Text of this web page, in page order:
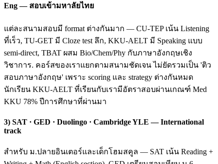
Eng — สอบเข้ามหาลัยไทย
แต่ละสนามสอบมี format ต่างกันมาก — CU-TEP เน้น Listening
ที่เร็ว, TU-GET มี Cloze test ลึก, KKU-AELT มี Speaking แบบ
semi-direct, TBAT ผสม Bio/Chem/Phy กับภาษาอังกฤษเชิง
วิชาการ. คอร์สของเราแยกตามสนามชัดเจน ไม่ยัดรวมเป็น 'ติว
สอบภาษาอังกฤษ' เพราะ scoring และ strategy ต่างกันหมด
นักเรียน KKU-AELT ที่เรียนกับเรามีอัตราสอบผ่านเกณฑ์ Med
KKU 78% ปีการศึกษาที่ผ่านมา
3) SAT · GED · Duolingo · Cambridge YLE — International
track
สำหรับ ม.ปลายอินเตอร์และเด็กโฮมสคูล — SAT เน้น Reading +